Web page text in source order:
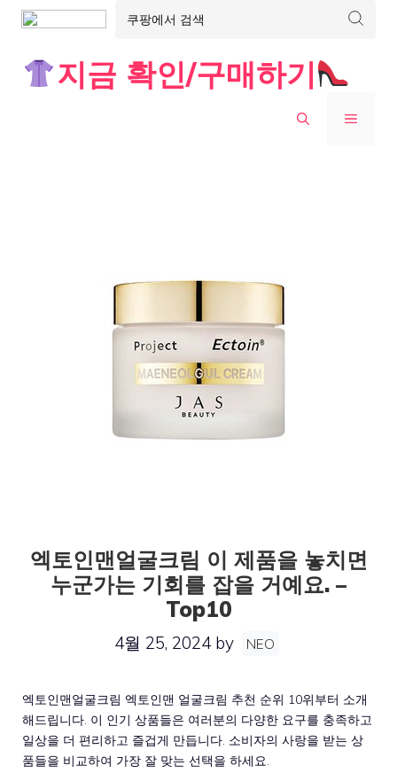
지금 확인/구매하기
MENU
엑토인맨얼굴크림 이 제품을 놓치면
누군가는 기회를 잡을 거예요. –
Top10
4월 25, 2024 by NEO
엑토인맨얼굴크림 엑토인맨 얼굴크림 추천 순위 10위부터 소개
해드립니다. 이 인기 상품들은 여러분의 다양한 요구를 충족하고
일상을 더 편리하고 즐겁게 만듭니다. 소비자의 사랑을 받는 상
품들을 비교하여 가장 잘 맞는 선택을 하세요.